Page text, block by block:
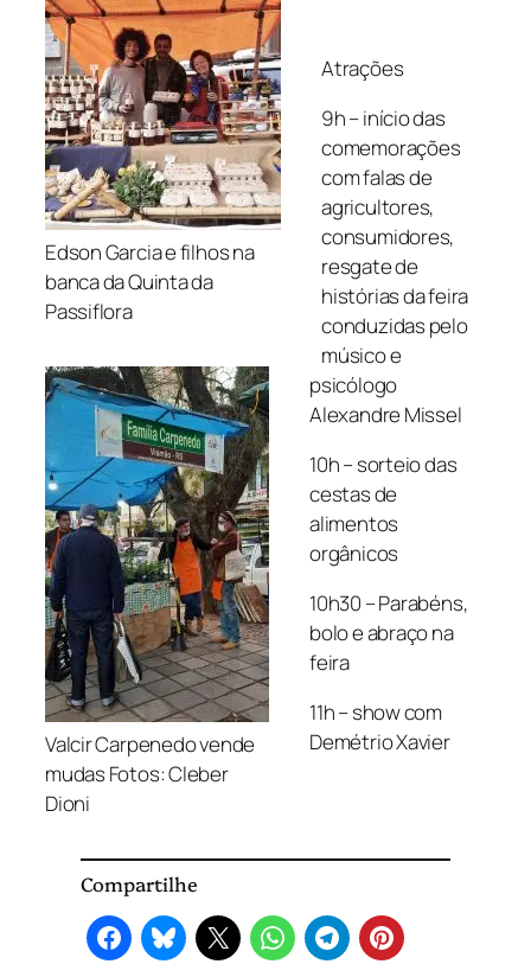
Edson Garcia e filhos na
banca da Quinta da
Passiflora
Valcir Carpenedo vende
mudas Fotos: Cleber
Dioni
Atrações
9h – início das
comemorações
com falas de
agricultores,
consumidores,
resgate de
histórias da feira
conduzidas pelo
músico e
psicólogo
Alexandre Missel
10h – sorteio das
cestas de
alimentos
orgânicos
10h30 – Parabéns,
bolo e abraço na
feira
11h – show com
Demétrio Xavier
Compartilhe